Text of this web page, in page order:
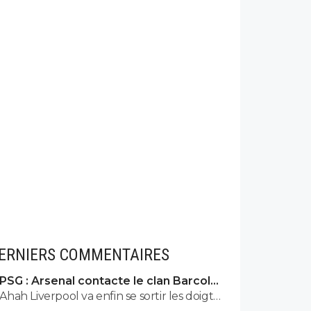
COMMENTAIRES
PSG : Arsenal contacte le clan Barcola,
le feuilleton relancé
Ahah Liverpool va enfin se sortir les doigts,